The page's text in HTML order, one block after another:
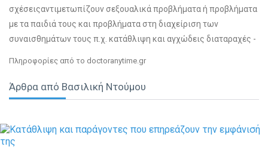
σχέσειςαντιμετωπίζουν σεξουαλικά προβλήματα ή προβλήματα
με τα παιδιά τους και προβλήματα στη διαχείριση των
συναισθημάτων τους π.χ. κατάθλιψη και αγχώδεις διαταραχές -
Πληροφορίες από το doctoranytime.gr
Άρθρα από Βασιλική Ντούμου